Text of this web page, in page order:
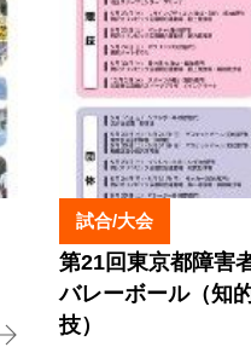
試合/大会
第21回東京都障害
バレーボール（知
技）